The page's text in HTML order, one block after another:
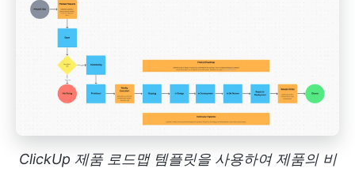
ClickUp 제품 로드맵 템플릿을 사용하여 제품의 비